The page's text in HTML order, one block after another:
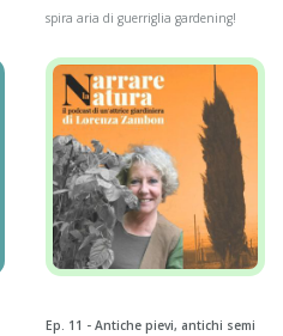
spira aria di guerriglia gardening!
Ep. 11 - Antiche pievi, antichi semi